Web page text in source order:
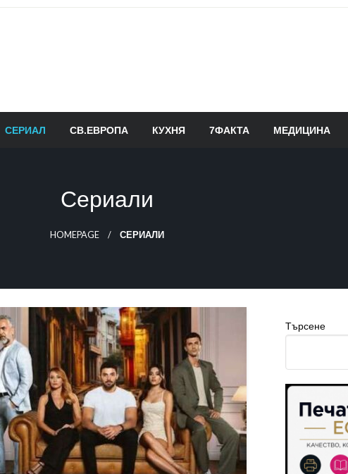
СЕРИАЛ СВ.ЕВРОПА КУХНЯ 7ФАКТА МЕДИЦИНА
Сериали
HOMEPAGE СЕРИАЛИ
Търсене